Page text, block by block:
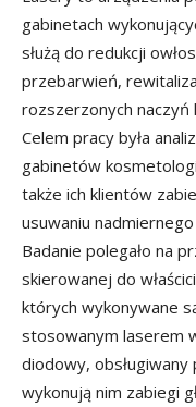
gabinetach
służą do redukcji
przebarwień,
rozszerzonych naczyń
Celem pracy była
gabinetów
także ich klientów
usuwaniu
Badanie polegało na
skierowanej do
których wykonywane
stosowanym laserem
diodowy,
wykonują nim zabiegi